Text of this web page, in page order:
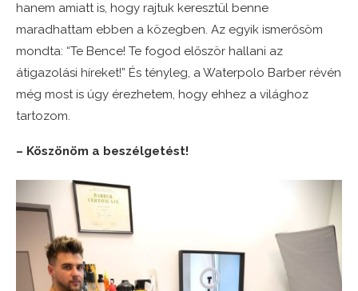
hanem amiatt is, hogy rajtuk keresztül benne
maradhattam ebben a közegben. Az egyik ismerősöm
mondta: “Te Bence! Te fogod először hallani az
átigazolási híreket!” És tényleg, a Waterpolo Barber révén
még most is úgy érezhetem, hogy ehhez a világhoz
tartozom.
– Köszönöm a beszélgetést!